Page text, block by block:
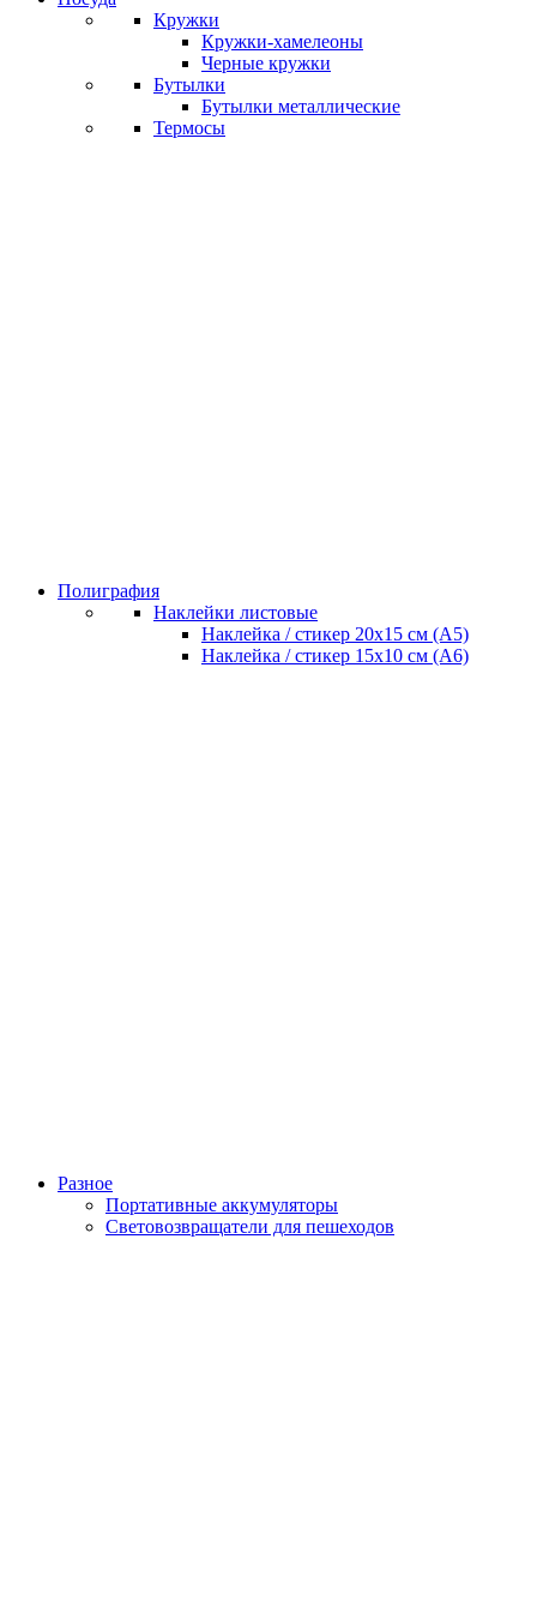
Кружки
Кружки-хамелеоны
Черные кружки
Бутылки
Бутылки металлические
Термосы
Полиграфия
Наклейки листовые
Наклейка / стикер 20х15 см (А5)
Наклейка / стикер 15х10 см (А6)
Разное
Портативные аккумуляторы
Световозвращатели для пешеходов